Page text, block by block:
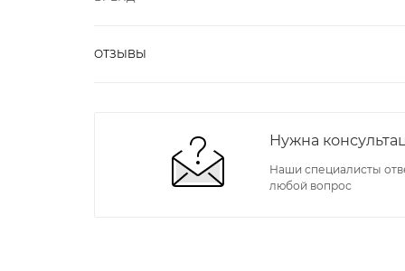
ОТЗЫВЫ
Нужна
Наши специалисты
любой вопрос